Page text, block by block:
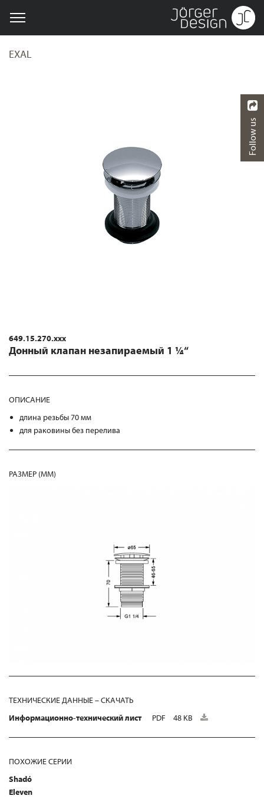
EXAL
649.15.270.xxx
Донный клапан незапираемый 1 ¼“
ОПИСАНИЕ
длина резьбы 70 мм
для раковины без перелива
РАЗМЕР (MM)
ТЕХНИЧЕСКИЕ ДАННЫЕ – СКАЧАТЬ
Информационно-технический лист
PDF 48 KB
ПОХОЖИЕ СЕРИИ
Shadó
Eleven
Follow us